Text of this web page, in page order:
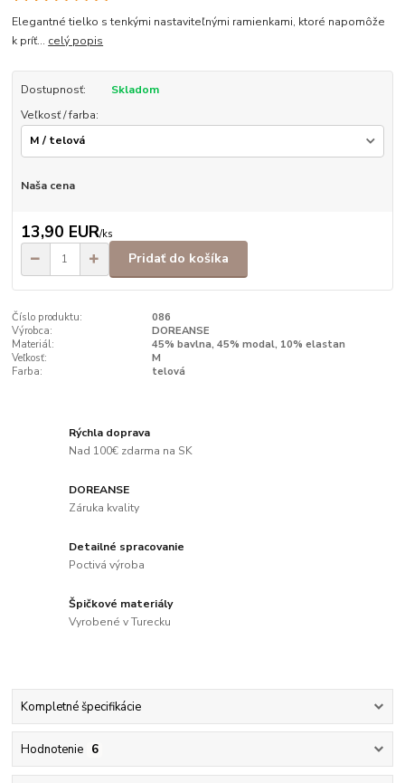
Elegantné tielko s tenkými nastaviteľnými ramienkami, ktoré napomôže
k príť... celý popis
Dostupnosť:
Skladom
Veľkosť / farba:
Naša cena
13,90 EUR/ks
Pridať do košíka
Číslo produktu:
086
Výrobca:
DOREANSE
Materiál:
45% bavlna, 45% modal, 10% elastan
Veľkosť:
M
Farba:
telová
Rýchla doprava
Nad 100€ zdarma na SK
DOREANSE
Záruka kvality
Detailné spracovanie
Poctivá výroba
Špičkové materiály
Vyrobené v Turecku
Kompletné špecifikácie
Hodnotenie 6